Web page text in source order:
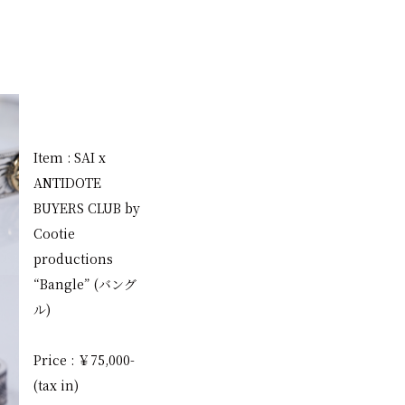
Item : SAI x
ANTIDOTE
BUYERS CLUB by
Cootie
productions
“Bangle” (バング
ル)
Price : ￥75,000-
(tax in)